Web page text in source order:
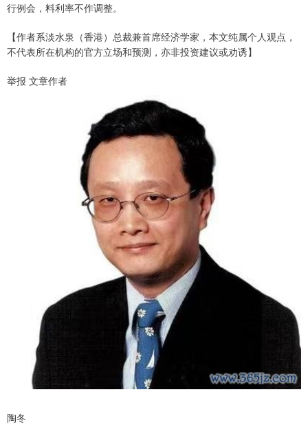
行例会，料利率不作调整。
【作者系淡水泉（香港）总裁兼首席经济学家，本文纯属个人观点，
不代表所在机构的官方立场和预测，亦非投资建议或劝诱】
举报 文章作者
陶冬